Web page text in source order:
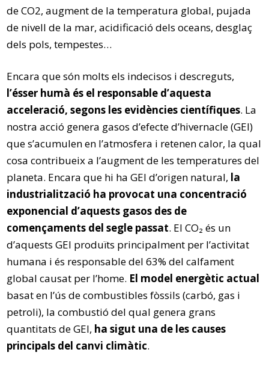
de CO2, augment de la temperatura global, pujada
de nivell de la mar, acidificació dels oceans, desglaç
dels pols, tempestes…
Encara que són molts els indecisos i descreguts,
l’ésser humà és el responsable d’aquesta
acceleració, segons les evidències científiques. La
nostra acció genera gasos d’efecte d’hivernacle (GEI)
que s’acumulen en l’atmosfera i retenen calor, la qual
cosa contribueix a l’augment de les temperatures del
planeta. Encara que hi ha GEI d’origen natural, la
industrialització ha provocat una concentració
exponencial d’aquests gasos des de
començaments del segle passat. El CO₂ és un
d’aquests GEI produïts principalment per l’activitat
humana i és responsable del 63% del calfament
global causat per l’home. El model energètic actual
basat en l’ús de combustibles fòssils (carbó, gas i
petroli), la combustió del qual genera grans
quantitats de GEI, ha sigut una de les causes
principals del canvi climàtic.